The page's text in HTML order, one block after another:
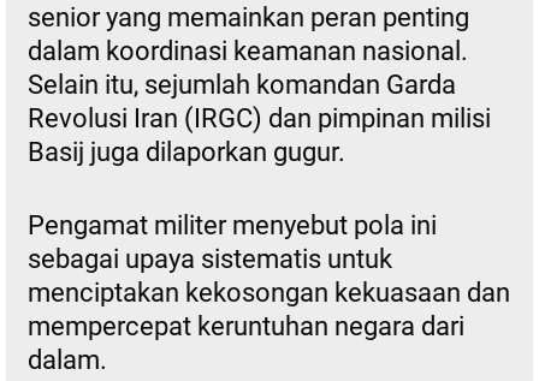
senior yang memainkan peran penting
dalam koordinasi keamanan nasional.
Selain itu, sejumlah komandan Garda
Revolusi Iran (IRGC) dan pimpinan milisi
Basij juga dilaporkan gugur.
Pengamat militer menyebut pola ini
sebagai upaya sistematis untuk
menciptakan kekosongan kekuasaan dan
mempercepat keruntuhan negara dari
dalam.